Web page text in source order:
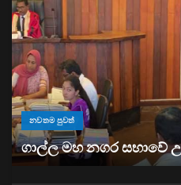
නවතම පුවත්
“ඉවත් වෙනු” තිබුණත්,
ඉහළට